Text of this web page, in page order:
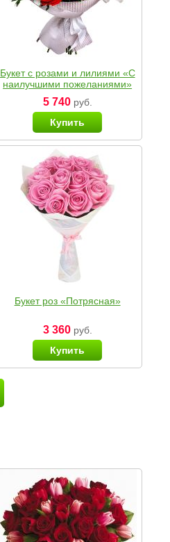
Букет с розами и лилиями «С
наилучшими пожеланиями»
5 740руб.
Купить
Букет роз «Потрясная»
3 360руб.
Купить